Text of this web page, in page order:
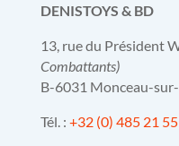
DENISTOYS & BD
13, rue du Président
Combattants)
B-6031 Monceau-
Tél. : +32 (0) 485 21